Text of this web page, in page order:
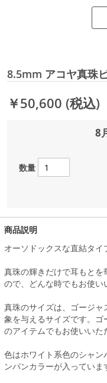
8.5mm アコヤ真珠
￥50,600 (税込)
8
数量
商品説明
オーソドックスな直結タイ
真珠の輝きだけで耳もと
ので、どんな時でもお使い
真珠のサイズは、ゴージ
象を与えるサイズです。
のアイテムでもお使いいた
色はホワイト系色のシャ
ンパンカラーが入っていま